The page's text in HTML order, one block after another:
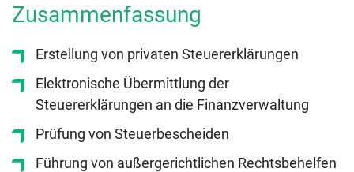
Zusammenfassung
Erstellung von privaten Steuererklärungen
Elektronische Übermittlung der
Steuererklärungen an die Finanzverwaltung
Prüfung von Steuerbescheiden
Führung von außergerichtlichen Rechtsbehelfen